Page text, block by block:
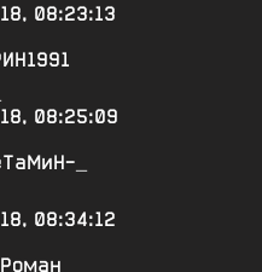
08:23:13
08:25:09
_
08:34:12